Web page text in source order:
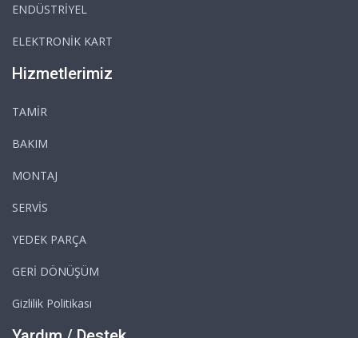
ENDÜSTRİYEL
ELEKTRONİK KART
Hizmetlerimiz
TAMİR
BAKIM
MONTAJ
SERVİS
YEDEK PARÇA
GERİ DÖNÜŞÜM
Gizlilik Politikası